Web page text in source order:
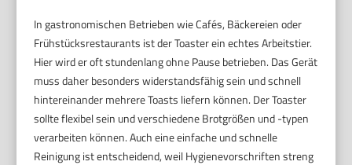
In gastronomischen Betrieben wie Cafés, Bäckereien oder
Frühstücksrestaurants ist der Toaster ein echtes Arbeitstier.
Hier wird er oft stundenlang ohne Pause betrieben. Das Gerät
muss daher besonders widerstandsfähig sein und schnell
hintereinander mehrere Toasts liefern können. Der Toaster
sollte flexibel sein und verschiedene Brotgrößen und -typen
verarbeiten können. Auch eine einfache und schnelle
Reinigung ist entscheidend, weil Hygienevorschriften streng